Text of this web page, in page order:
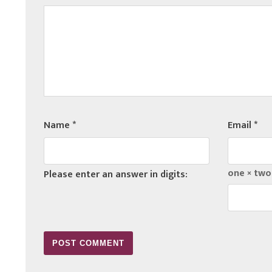
Name* Email*
Please enter an answer in digits: one ×